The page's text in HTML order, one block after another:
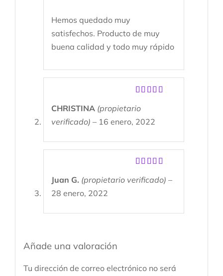
Hemos quedado muy
satisfechos. Producto de muy
buena calidad y todo muy rápido
con
CHRISTINA (propietario
verificado) – 16 enero, 2022
con5de 5
Juan G. (propietario verificado) –
28 enero, 2022
Añade una valoración
Tu dirección de correo electrónico no será